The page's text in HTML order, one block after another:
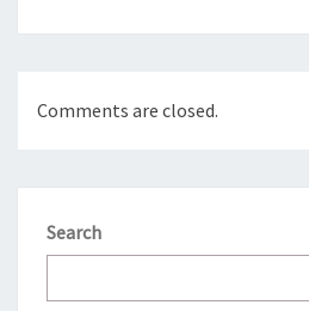
Comments are closed.
Search